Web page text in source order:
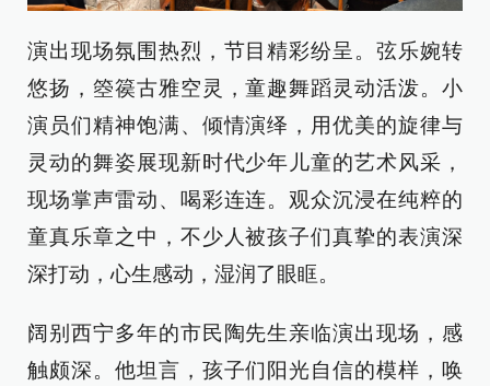
演出现场氛围热烈，节目精彩纷呈。弦乐婉转
悠扬，箜篌古雅空灵，童趣舞蹈灵动活泼。小
演员们精神饱满、倾情演绎，用优美的旋律与
灵动的舞姿展现新时代少年儿童的艺术风采，
现场掌声雷动、喝彩连连。观众沉浸在纯粹的
童真乐章之中，不少人被孩子们真挚的表演深
深打动，心生感动，湿润了眼眶。
阔别西宁多年的市民陶先生亲临演出现场，感
触颇深。他坦言，孩子们阳光自信的模样，唤